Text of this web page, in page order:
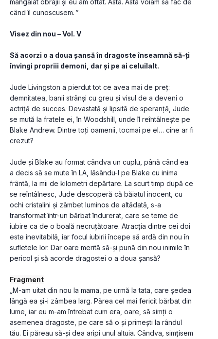
mângâiat obrajii și eu am oftat. Asta. Asta voiam să fac de
când îl cunoscusem.”
Visez din nou – Vol. V
Să acorzi o a doua șansă în dragoste înseamnă să-ți
învingi propriii demoni, dar și pe ai celuilalt.
Jude Livingston a pierdut tot ce avea mai de preț:
demnitatea, banii strânși cu greu și visul de a deveni o
actriță de succes. Devastată și lipsită de speranță, Jude
se mută la fratele ei, în Woodshill, unde îl reîntâlnește pe
Blake Andrew. Dintre toți oamenii, tocmai pe el… cine ar fi
crezut?
Jude și Blake au format cândva un cuplu, până când ea
a decis să se mute în LA, lăsându-l pe Blake cu inima
frântă, la mii de kilometri depărtare. La scurt timp după ce
se reîntâlnesc, Jude descoperă că băiatul inocent, cu
ochi cristalini și zâmbet luminos de altădată, s-a
transformat într-un bărbat îndurerat, care se teme de
iubire ca de o boală necruțătoare. Atracția dintre cei doi
este inevitabilă, iar focul iubirii începe să ardă din nou în
sufletele lor. Dar oare merită să-și pună din nou inimile în
pericol și să acorde dragostei o a doua șansă?
Fragment
„M-am uitat din nou la mama, pe urmă la tata, care ședea
lângă ea și-i zâmbea larg. Părea cel mai fericit bărbat din
lume, iar eu m-am întrebat cum era, oare, să simți o
asemenea dragoste, pe care să o și primești la rândul
tău. Ei păreau să-și dea aripi unul altuia. Cândva, simțisem